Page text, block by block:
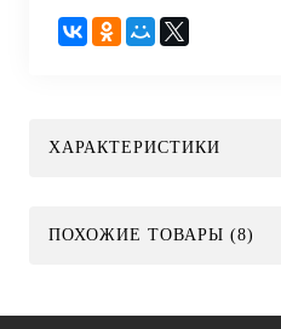
ХАРАКТЕРИСТИКИ
ПОХОЖИЕ ТОВАРЫ (8)